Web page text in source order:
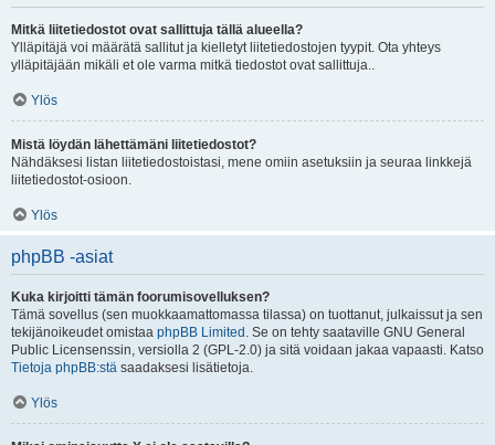
Mitkä liitetiedostot ovat sallittuja tällä alueella?
Ylläpitäjä voi määrätä sallitut ja kielletyt liitetiedostojen tyypit. Ota yhteys
ylläpitäjään mikäli et ole varma mitkä tiedostot ovat sallittuja..
Ylös
Mistä löydän lähettämäni liitetiedostot?
Nähdäksesi listan liitetiedostoistasi, mene omiin asetuksiin ja seuraa linkkejä
liitetiedostot-osioon.
Ylös
phpBB -asiat
Kuka kirjoitti tämän foorumisovelluksen?
Tämä sovellus (sen muokkaamattomassa tilassa) on tuottanut, julkaissut ja sen
tekijänoikeudet omistaa phpBB Limited . Se on tehty saataville GNU General
Public Licensenssin, versiolla 2 (GPL-2.0) ja sitä voidaan jakaa vapaasti. Katso
Tietoja phpBB:stä saadaksesi lisätietoja.
Ylös